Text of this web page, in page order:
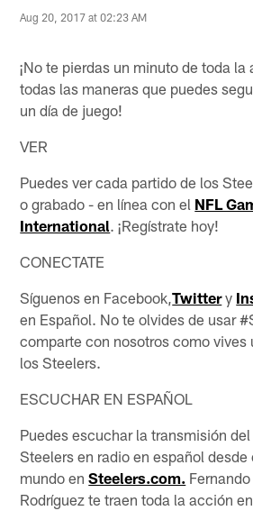
Aug 20, 2017 at 02:23 AM
¡No te pierdas un minuto de toda
todas las maneras que puedes
un día de juego!
VER
Puedes ver cada partido de los
o grabado - en línea con el NFL
International. ¡Regístrate hoy!
CONECTATE
Síguenos en Facebook,Twittery
en Español. No te olvides de usar
comparte con nosotros como vives
los Steelers.
ESCUCHAR EN ESPAÑOL
Puedes escuchar la transmisión
Steelers en radio en español
mundo enSteelers.com.
Rodríguez te traen toda la acción